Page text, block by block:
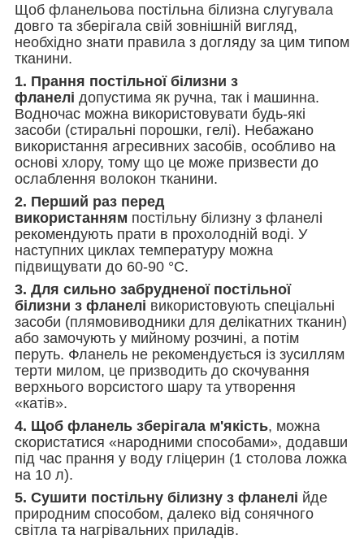
Щоб фланельова постільна білизна слугувала
довго та зберігала свій зовнішній вигляд,
необхідно знати правила з догляду за цим типом
тканини.
1. Прання постільної білизни з
фланелі допустима як ручна, так і машинна.
Водночас можна використовувати будь-які
засоби (стиральні порошки, гелі). Небажано
використання агресивних засобів, особливо на
основі хлору, тому що це може призвести до
ослаблення волокон тканини.
2. Перший раз перед
використанням постільну білизну з фланелі
рекомендують прати в прохолодній воді. У
наступних циклах температуру можна
підвищувати до 60-90 °C.
3. Для сильно забрудненої постільної
білизни з фланелі використовують спеціальні
засоби (плямовиводники для делікатних тканин)
або замочують у мийному розчині, а потім
перуть. Фланель не рекомендується із зусиллям
терти милом, це призводить до скочування
верхнього ворсистого шару та утворення
«катів».
4. Щоб фланель зберігала м'якість, можна
скористатися «народними способами», додавши
під час прання у воду гліцерин (1 столова ложка
на 10 л).
5. Сушити постільну білизну з фланелі йде
природним способом, далеко від сонячного
світла та нагрівальних приладів.